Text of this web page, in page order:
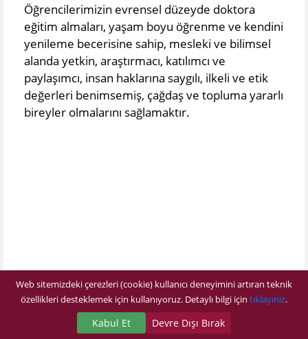
Öğrencilerimizin evrensel düzeyde doktora
eğitim almaları, yaşam boyu öğrenme ve kendini
yenileme becerisine sahip, mesleki ve bilimsel
alanda yetkin, araştırmacı, katılımcı ve
paylaşımcı, insan haklarına saygılı, ilkeli ve etik
değerleri benimsemiş, çağdaş ve topluma yararlı
bireyler olmalarını sağlamaktır.
Web sitemizdeki çerezleri (cookie) kullanıcı deneyimini artıran teknik
özellikleri desteklemek için kullanıyoruz. Detaylı bilgi için tıklayınız.
Kabul Et Devre Dışı Bırak